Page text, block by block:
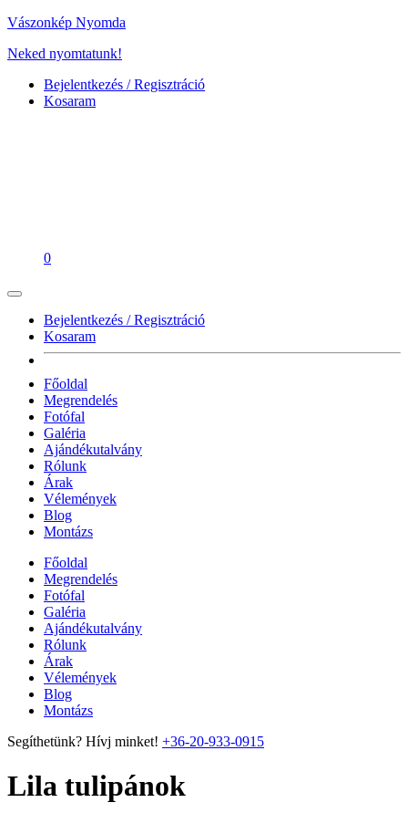
Vászonkép Nyomda
Neked nyomtatunk!
Bejelentkezés / Regisztráció
Kosaram
0
Bejelentkezés / Regisztráció
Kosaram
Főoldal
Megrendelés
Fotófal
Galéria
Ajándékutalvány
Rólunk
Árak
Vélemények
Blog
Montázs
Főoldal
Megrendelés
Fotófal
Galéria
Ajándékutalvány
Rólunk
Árak
Vélemények
Blog
Montázs
Segíthetünk? Hívj minket! +36-20-933-0915
Lila tulipánok